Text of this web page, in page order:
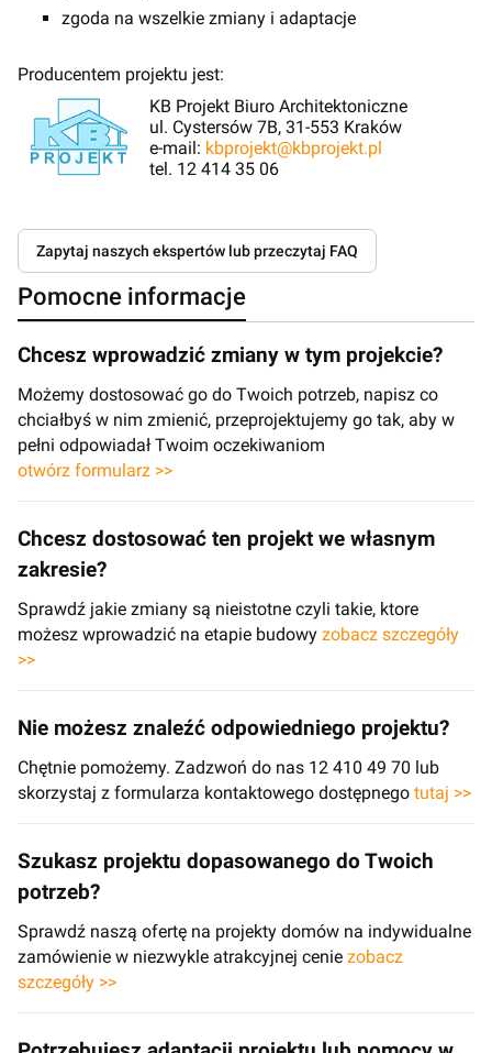
zgoda na wszelkie zmiany i adaptacje
Producentem projektu jest:
KB Projekt Biuro Architektoniczne
ul. Cystersów 7B, 31-553 Kraków
e-mail: kbprojekt@kbprojekt.pl
tel. 12 414 35 06
Zapytaj naszych ekspertów lub przeczytaj FAQ
Pomocne informacje
Chcesz wprowadzić zmiany w tym projekcie?
Możemy dostosować go do Twoich potrzeb, napisz co
chciałbyś w nim zmienić, przeprojektujemy go tak, aby w
pełni odpowiadał Twoim oczekiwaniom
otwórz formularz >>
Chcesz dostosować ten projekt we własnym
zakresie?
Sprawdź jakie zmiany są nieistotne czyli takie, ktore
możesz wprowadzić na etapie budowy zobacz szczegóły
>>
Nie możesz znaleźć odpowiedniego projektu?
Chętnie pomożemy. Zadzwoń do nas 12 410 49 70 lub
skorzystaj z formularza kontaktowego dostępnego tutaj >>
Szukasz projektu dopasowanego do Twoich
potrzeb?
Sprawdź naszą ofertę na projekty domów na indywidualne
zamówienie w niezwykle atrakcyjnej cenie zobacz
szczegóły >>